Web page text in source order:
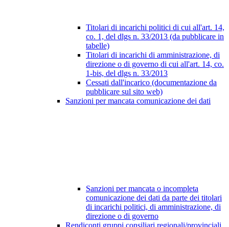
Titolari di incarichi politici di cui all'art. 14,
co. 1, del dlgs n. 33/2013 (da pubblicare in
tabelle)
Titolari di incarichi di amministrazione, di
direzione o di governo di cui all'art. 14, co.
1-bis, del dlgs n. 33/2013
Cessati dall'incarico (documentazione da
pubblicare sul sito web)
Sanzioni per mancata comunicazione dei dati
Sanzioni per mancata o incompleta
comunicazione dei dati da parte dei titolari
di incarichi politici, di amministrazione, di
direzione o di governo